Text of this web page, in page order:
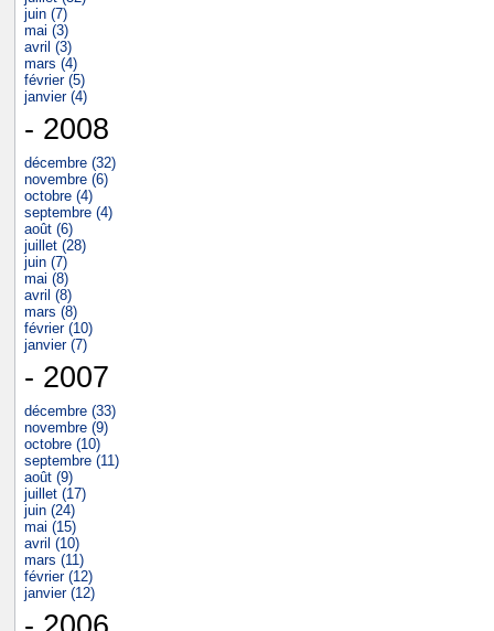
juin (7)
mai (3)
avril (3)
mars (4)
février (5)
janvier (4)
- 2008
décembre (32)
novembre (6)
octobre (4)
septembre (4)
août (6)
juillet (28)
juin (7)
mai (8)
avril (8)
mars (8)
février (10)
janvier (7)
- 2007
décembre (33)
novembre (9)
octobre (10)
septembre (11)
août (9)
juillet (17)
juin (24)
mai (15)
avril (10)
mars (11)
février (12)
janvier (12)